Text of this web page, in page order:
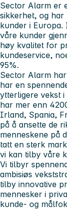
Sector Alarm er
sikkerhet, og
kunder i
våre kunder
høy kvalitet for
kundeservice,
95%.
Sector Alarm
har en
ytterligere vekst i
har mer enn
Irland, Spania,
på å ansette de
menneskene på
tatt en sterk
vi kan tilby våre
Vi tilbyr
ambisiøs
tilby innovative
mennesker i
kunde- og